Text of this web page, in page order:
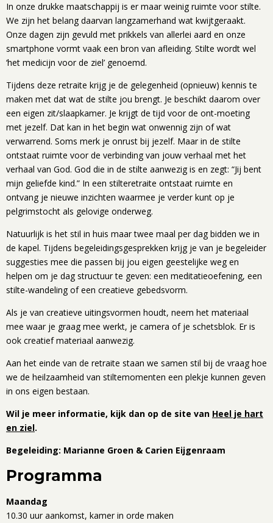
In onze drukke maatschappij is er maar weinig ruimte voor stilte.
We zijn het belang daarvan langzamerhand wat kwijtgeraakt.
Onze dagen zijn gevuld met prikkels van allerlei aard en onze
smartphone vormt vaak een bron van afleiding. Stilte wordt wel
‘het medicijn voor de ziel’ genoemd.
Tijdens deze retraite krijg je de gelegenheid (opnieuw) kennis te
maken met dat wat de stilte jou brengt. Je beschikt daarom over
een eigen zit/slaapkamer. Je krijgt de tijd voor de ont-moeting
met jezelf. Dat kan in het begin wat onwennig zijn of wat
verwarrend. Soms merk je onrust bij jezelf. Maar in de stilte
ontstaat ruimte voor de verbinding van jouw verhaal met het
verhaal van God. God die in de stilte aanwezig is en zegt: “Jij bent
mijn geliefde kind.” In een stilteretraite ontstaat ruimte en
ontvang je nieuwe inzichten waarmee je verder kunt op je
pelgrimstocht als gelovige onderweg.
Natuurlijk is het stil in huis maar twee maal per dag bidden we in
de kapel. Tijdens begeleidingsgesprekken krijg je van je begeleider
suggesties mee die passen bij jou eigen geestelijke weg en
helpen om je dag structuur te geven: een meditatieoefening, een
stilte-wandeling of een creatieve gebedsvorm.
Als je van creatieve uitingsvormen houdt, neem het materiaal
mee waar je graag mee werkt, je camera of je schetsblok. Er is
ook creatief materiaal aanwezig.
Aan het einde van de retraite staan we samen stil bij de vraag hoe
we de heilzaamheid van stiltemomenten een plekje kunnen geven
in ons eigen bestaan.
Wil je meer informatie, kijk dan op de site van Heel je hart
en ziel.
Begeleiding: Marianne Groen & Carien Eijgenraam
Programma
Maandag
10.30 uur aankomst, kamer in orde maken